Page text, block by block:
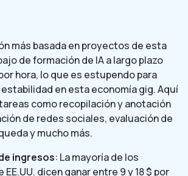
más basada en proyectos de esta
de formación de IA a largo plazo
hora, lo que es estupendo para
en esta economía gig. Aquí
como recopilación y anotación
de redes sociales, evaluación de
y mucho más.
ingresos: La mayoría de los
dicen ganar entre 9 y 18 $ por